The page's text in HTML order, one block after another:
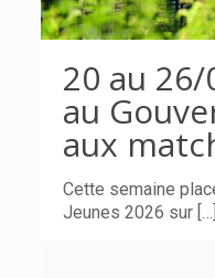
20 au 26/
au
aux
Cette semaine
Jeunes 2026 sur […]